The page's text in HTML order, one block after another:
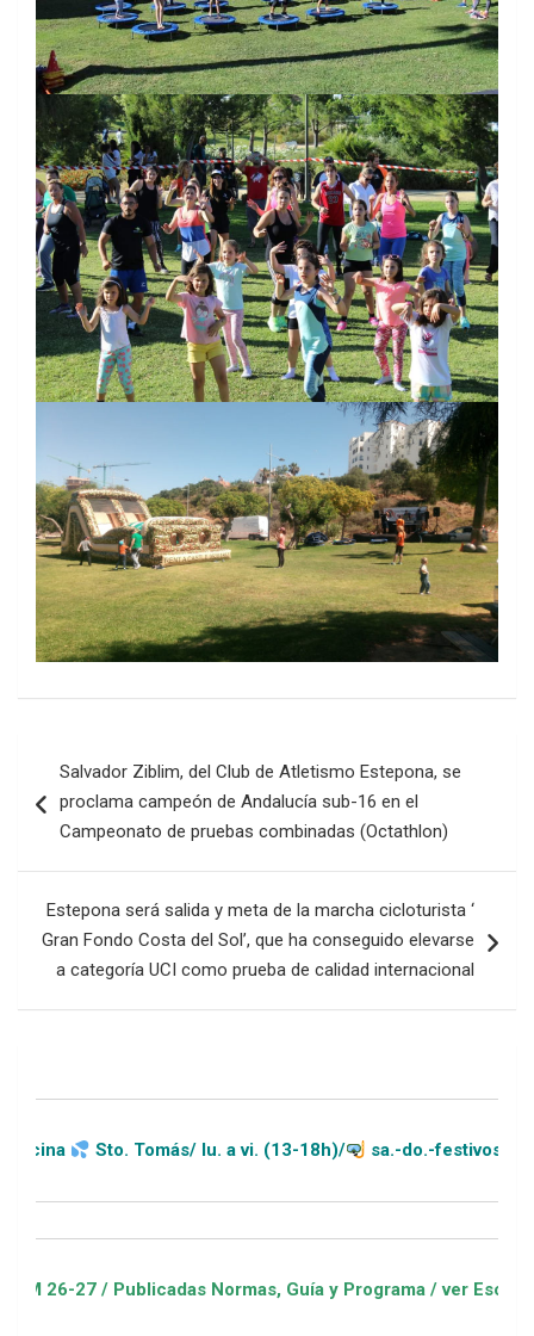
de
entradas
Salvador Ziblim, del Club de Atletismo Estepona, se
proclama campeón de Andalucía sub-16 en el
Campeonato de pruebas combinadas (Octathlon)
Estepona será salida y meta de la marcha cicloturista ‘
Gran Fondo Costa del Sol’, que ha conseguido elevarse
a categoría UCI como prueba de calidad internacional
Tomás/ lu. a vi. (13-18h)/ sa.-do.-festivos (11-20h)
Normas, Guía y Programa / ver Escuelas Deportivas